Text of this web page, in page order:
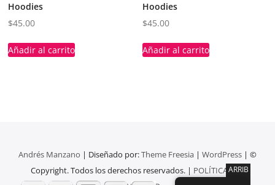
Hoodies
$45.00
Añadir al carrito
Hoodies
$45.00
Añadir al carrito
Andrés Manzano | Diseñado por:Theme Freesia| WordPress| ©
Copyright. Todos los derechos reservados. | POLÍTICAS DE
ARRIB